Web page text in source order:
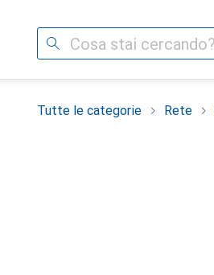
Cerca
Tutte le categorie Rete